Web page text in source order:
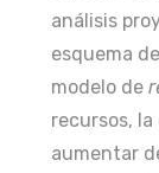
análisis
esquema de
modelo de
recursos,
aumentar